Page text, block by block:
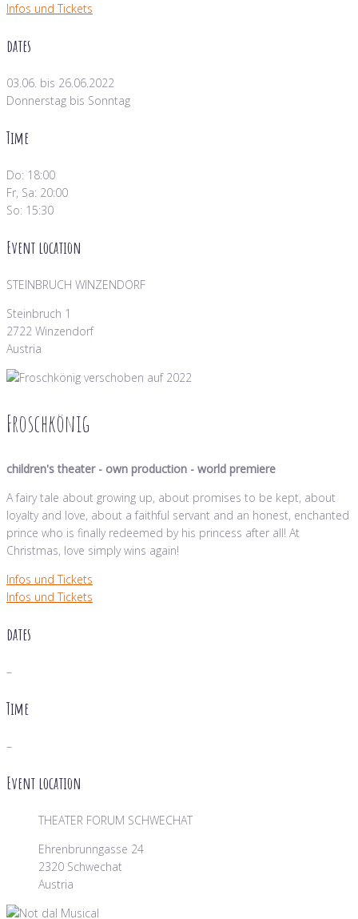
Infos und Tickets
dates
03.06. bis 26.06.2022
Donnerstag bis Sonntag
Time
Do: 18:00
Fr, Sa: 20:00
So: 15:30
Event location
STEINBRUCH WINZENDORF
Steinbruch 1
2722 Winzendorf
Austria
Froschkönig
children's theater - own production - world premiere
A fairy tale about growing up, about promises to be kept, about
loyalty and love, about a faithful servant and an honest, enchanted
prince who is finally redeemed by his princess after all! At
Christmas, love simply wins again!
Infos und Tickets
Infos und Tickets
dates
–
Time
–
Event location
THEATER FORUM SCHWECHAT
Ehrenbrunngasse 24
2320 Schwechat
Austria